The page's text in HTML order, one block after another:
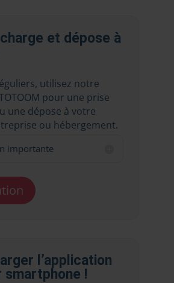
et dépose à
utilisez notre
pour une prise
une dépose à votre
ou hébergement.
importante
l’application
smartphone !